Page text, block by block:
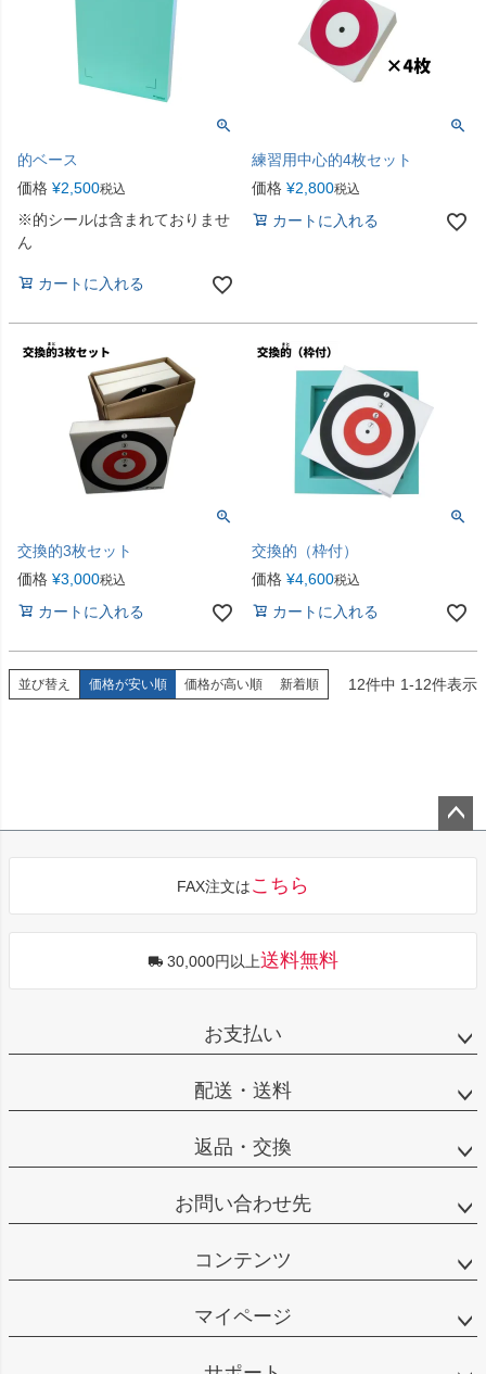
的ベース
価格 ¥2,500税込
※的シールは含まれておりませ
ん
カートに入れる
練習用中心的4枚セット
価格 ¥2,800税込
カートに入れる
交換的3枚セット
価格 ¥3,000税込
カートに入れる
交換的（枠付）
価格 ¥4,600税込
カートに入れる
並び替え 価格が安い順 価格が高い順 新着順 12件中 1-12件表示
へ
FAX注文はこちら
30,000円以上送料無料
お支払い
配送・送料
返品・交換
お問い合わせ先
コンテンツ
マイページ